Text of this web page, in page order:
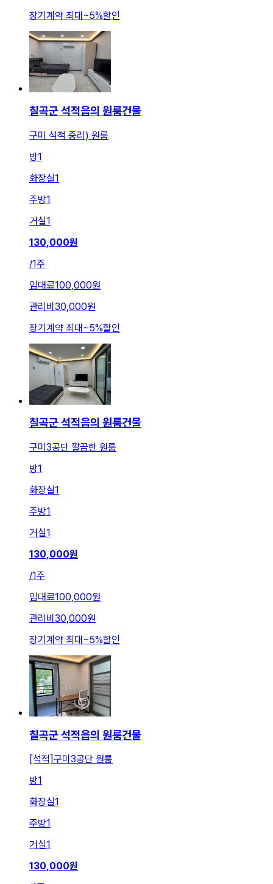
장기계약 최대~5%할인
칠곡군 석적읍의 원룸건물
구미 석적 중리) 원룸
방1
화장실1
주방1
거실1
130,000원
/1주
임대료100,000원
관리비 30,000원
장기계약 최대~5%할인
칠곡군 석적읍의 원룸건물
구미3공단 깔끔한 원룸
방1
화장실1
주방1
거실1
130,000원
/1주
임대료100,000원
관리비 30,000원
장기계약 최대~5%할인
칠곡군 석적읍의 원룸건물
[석적]구미3공단 원룸
방1
화장실1
주방1
거실1
130,000원